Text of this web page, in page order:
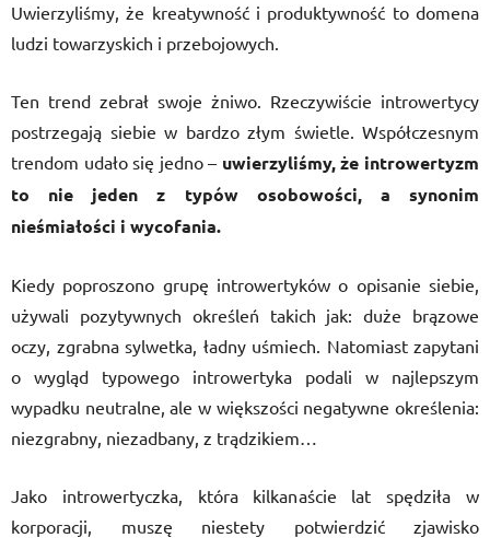
Uwierzyliśmy, że kreatywność i produktywność to domena
ludzi towarzyskich i przebojowych.
Ten trend zebrał swoje żniwo. Rzeczywiście introwertycy
postrzegają siebie w bardzo złym świetle. Współczesnym
trendom udało się jedno – uwierzyliśmy, że introwertyzm
to nie jeden z typów osobowości, a synonim
nieśmiałości i wycofania.
Kiedy poproszono grupę introwertyków o opisanie siebie,
używali pozytywnych określeń takich jak: duże brązowe
oczy, zgrabna sylwetka, ładny uśmiech. Natomiast zapytani
o wygląd typowego introwertyka podali w najlepszym
wypadku neutralne, ale w większości negatywne określenia:
niezgrabny, niezadbany, z trądzikiem…
Jako introwertyczka, która kilkanaście lat spędziła w
korporacji, muszę niestety potwierdzić zjawisko